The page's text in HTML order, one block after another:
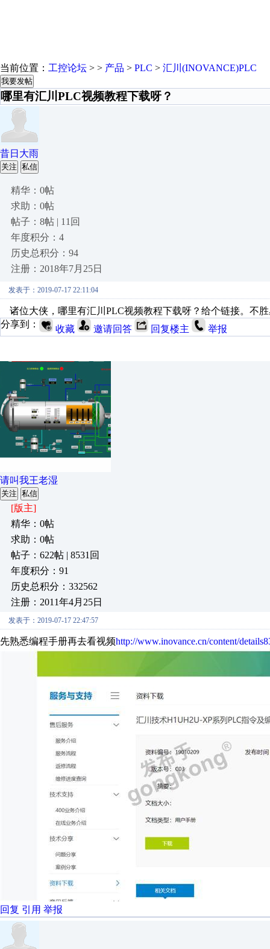
当前位置： 工控论坛 > > 产品 > PLC > 汇川(INOVANCE)PLC
我要发帖
哪里有汇川PLC视频教程下载呀？
昔日大雨
关注 私信
精华：0帖
求助：0帖
帖子：8帖 | 11回
年度积分：4
历史总积分：94
注册：2018年7月25日
发表于：2019-07-17 22:11:04
诸位大侠，哪里有汇川PLC视频教程下载呀？给个链接。不
分享到：
收藏 邀请回答 回复楼主 举报
请叫我王老湿
关注 私信
[版主]
精华：0帖
求助：0帖
帖子：622帖 | 8531回
年度积分：91
历史总积分：332562
注册：2011年4月25日
发表于：2019-07-17 22:47:57
先熟悉编程手册再去看视频http://www.inovance.cn/content/
回复 引用 举报